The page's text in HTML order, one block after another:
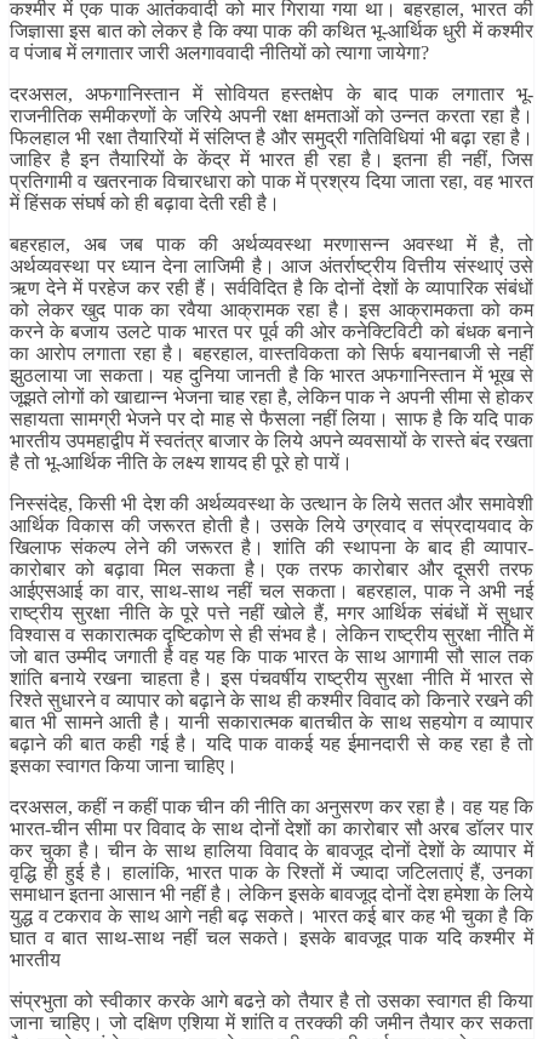
कश्मीर में एक पाक आतंकवादी को मार गिराया गया था। बहरहाल, भारत की
जिज्ञासा इस बात को लेकर है कि क्या पाक की कथित भू-आर्थिक धुरी में कश्मीर
व पंजाब में लगातार जारी अलगाववादी नीतियों को त्यागा जायेगा?
दरअसल, अफगानिस्तान में सोवियत हस्तक्षेप के बाद पाक लगातार भू-
राजनीतिक समीकरणों के जरिये अपनी रक्षा क्षमताओं को उन्नत करता रहा है।
फिलहाल भी रक्षा तैयारियों में संलिप्त है और समुद्री गतिविधियां भी बढ़ा रहा है।
जाहिर है इन तैयारियों के केंद्र में भारत ही रहा है। इतना ही नहीं, जिस
प्रतिगामी व खतरनाक विचारधारा को पाक में प्रश्रय दिया जाता रहा, वह भारत
में हिंसक संघर्ष को ही बढ़ावा देती रही है।
बहरहाल, अब जब पाक की अर्थव्यवस्था मरणासन्न अवस्था में है, तो
अर्थव्यवस्था पर ध्यान देना लाजिमी है। आज अंतर्राष्ट्रीय वित्तीय संस्थाएं उसे
ऋण देने में परहेज कर रही हैं। सर्वविदित है कि दोनों देशों के व्यापारिक संबंधों
को लेकर खुद पाक का रवैया आक्रामक रहा है। इस आक्रामकता को कम
करने के बजाय उलटे पाक भारत पर पूर्व की ओर कनेक्टिविटी को बंधक बनाने
का आरोप लगाता रहा है। बहरहाल, वास्तविकता को सिर्फ बयानबाजी से नहीं
झुठलाया जा सकता। यह दुनिया जानती है कि भारत अफगानिस्तान में भूख से
जूझते लोगों को खाद्यान्न भेजना चाह रहा है, लेकिन पाक ने अपनी सीमा से होकर
सहायता सामग्री भेजने पर दो माह से फैसला नहीं लिया। साफ है कि यदि पाक
भारतीय उपमहाद्वीप में स्वतंत्र बाजार के लिये अपने व्यवसायों के रास्ते बंद रखता
है तो भू-आर्थिक नीति के लक्ष्य शायद ही पूरे हो पायें।
निस्संदेह, किसी भी देश की अर्थव्यवस्था के उत्थान के लिये सतत और समावेशी
आर्थिक विकास की जरूरत होती है। उसके लिये उग्रवाद व संप्रदायवाद के
खिलाफ संकल्प लेने की जरूरत है। शांति की स्थापना के बाद ही व्यापार-
कारोबार को बढ़ावा मिल सकता है। एक तरफ कारोबार और दूसरी तरफ
आईएसआई का वार, साथ-साथ नहीं चल सकता। बहरहाल, पाक ने अभी नई
राष्ट्रीय सुरक्षा नीति के पूरे पत्ते नहीं खोले हैं, मगर आर्थिक संबंधों में सुधार
विश्वास व सकारात्मक दृष्टिकोण से ही संभव है। लेकिन राष्ट्रीय सुरक्षा नीति में
जो बात उम्मीद जगाती है वह यह कि पाक भारत के साथ आगामी सौ साल तक
शांति बनाये रखना चाहता है। इस पंचवर्षीय राष्ट्रीय सुरक्षा नीति में भारत से
रिश्ते सुधारने व व्यापार को बढ़ाने के साथ ही कश्मीर विवाद को किनारे रखने की
बात भी सामने आती है। यानी सकारात्मक बातचीत के साथ सहयोग व व्यापार
बढ़ाने की बात कही गई है। यदि पाक वाकई यह ईमानदारी से कह रहा है तो
इसका स्वागत किया जाना चाहिए।
दरअसल, कहीं न कहीं पाक चीन की नीति का अनुसरण कर रहा है। वह यह कि
भारत-चीन सीमा पर विवाद के साथ दोनों देशों का कारोबार सौ अरब डॉलर पार
कर चुका है। चीन के साथ हालिया विवाद के बावजूद दोनों देशों के व्यापार में
वृद्धि ही हुई है। हालांकि, भारत पाक के रिश्तों में ज्यादा जटिलताएं हैं, उनका
समाधान इतना आसान भी नहीं है। लेकिन इसके बावजूद दोनों देश हमेशा के लिये
युद्ध व टकराव के साथ आगे नही बढ़ सकते। भारत कई बार कह भी चुका है कि
घात व बात साथ-साथ नहीं चल सकते। इसके बावजूद पाक यदि कश्मीर में
भारतीय
संप्रभुता को स्वीकार करके आगे बढऩे को तैयार है तो उसका स्वागत ही किया
जाना चाहिए। जो दक्षिण एशिया में शांति व तरक्की की जमीन तैयार कर सकता